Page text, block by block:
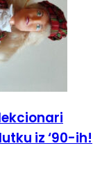
iz ‘90-ih!